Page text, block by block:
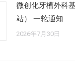
微创化牙槽外科
站） 一轮通知
2026年7月30日